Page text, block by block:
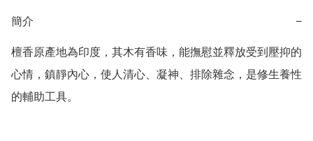
簡介 −
檀香原產地為印度，其木有香味，能撫慰並釋放受到壓抑的
心情，鎮靜內心，使人清心、凝神、排除雜念，是修生養性
的輔助工具。